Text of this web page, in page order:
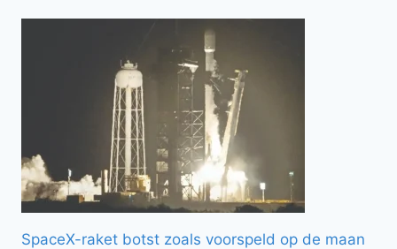
SpaceX-raket botst zoals voorspeld op de maan